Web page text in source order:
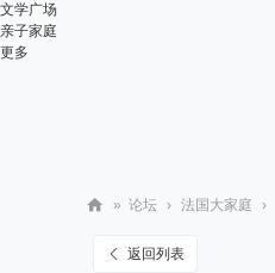
文学广场
亲子家庭
更多
» 论坛 › 法国大家庭 ›
返回列表